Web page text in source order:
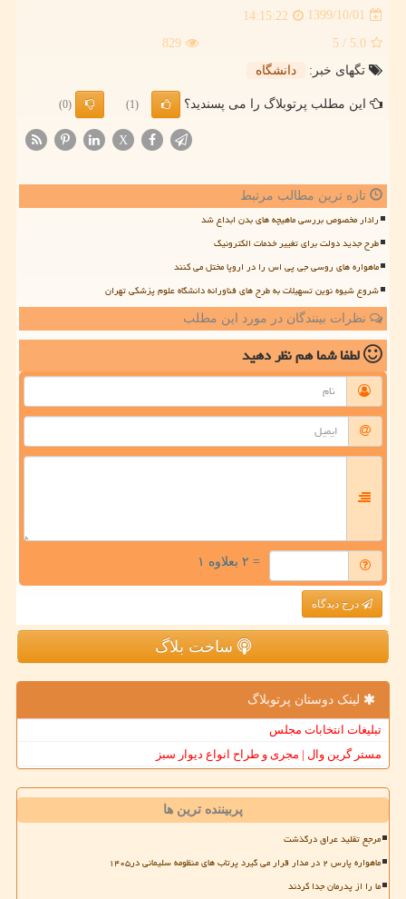
1399/10/01
14:15:22
5.0
/ 5
829
تگهای خبر:
دانشگاه
این مطلب پرتوبلاگ را می پسندید؟ (1)
(0)
X
تازه ترین مطالب مرتبط
رادار مخصوص بررسی ماهیچه های بدن ابداع شد
طرح جدید دولت برای تغییر خدمات الکترونیک
ماهواره های روسی جی پی اس را در اروپا مختل می کنند
شروع شیوه نوین تسهیلات به طرح های فناورانه دانشگاه علوم پزشکی تهران
نظرات بینندگان در مورد این مطلب
لطفا شما همنظر دهید
= ۲ بعلاوه ۱
درج دیدگاه
ساخت بلاگ
لینک دوستان پرتوبلاگ
تبلیغات انتخابات مجلس
مستر گرین وال | مجری و طراح انواع دیوار سبز
پربیننده ترین ها
مرجع تقلید عراق درگذشت
ماهواره پارس ۲ در مدار قرار می گیرد پرتاب های منظومه سلیمانی در۱۴۰۵
ما را از پدرمان جدا کردند